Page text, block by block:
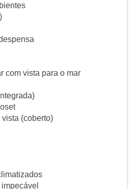
com vista para o mar
vista (coberto)